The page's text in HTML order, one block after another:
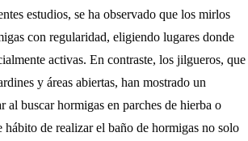
estudios, se ha observado que los mirlos
con regularidad, eligiendo lugares donde
activas. En contraste, los jilgueros, que
y áreas abiertas, han mostrado un
al buscar hormigas en parches de hierba o
hábito de realizar el baño de hormigas no solo